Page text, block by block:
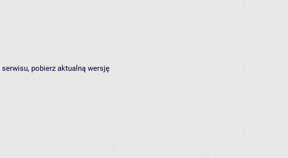
pobierz aktualną wersję